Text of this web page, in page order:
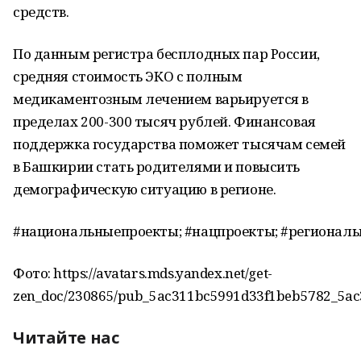
средств.
По данным регистра бесплодных пар России,
средняя стоимость ЭКО с полным
медикаментозным лечением варьируется в
пределах 200-300 тысяч рублей. Финансовая
поддержка государства поможет тысячам семей
в Башкирии стать родителями и повысить
демографическую ситуацию в регионе.
#национальныепроекты; #нацпроекты;
Фото: https://avatars.mds.yandex.net/get-
zen_doc/230865/
Читайте нас